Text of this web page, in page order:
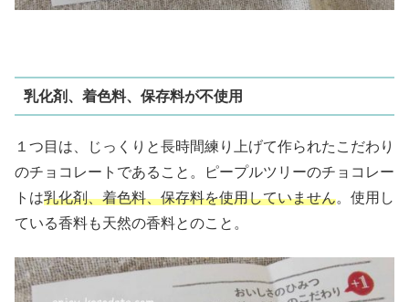
乳化剤、着色料、保存料が不使用
１つ目は、じっくりと長時間練り上げて作られたこだわり
のチョコレートであること。
ピープルツリーのチョコレー
トは乳化剤、着色料、保存料を使用していません。使用し
ている香料も天然の香料とのこと。